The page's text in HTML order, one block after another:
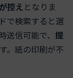
控えとなりま
で検索すると選
信可能で、 提
。紙の印刷が不